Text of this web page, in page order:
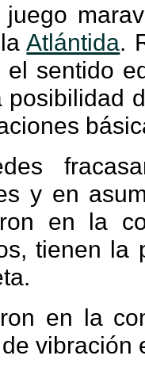
laAtlántida.
el sentido
posibilidad
y en
en la
tienen la
en la
vibración